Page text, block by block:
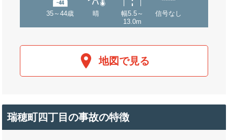
35～44歳 晴
幅5.5～
13.0m
信号なし
地図で見る
瑞穂町四丁目の事故の特徴